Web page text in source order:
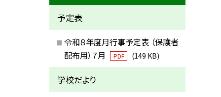
予定表
令和８年度月行事予定表 （保護者
配布用）７月
PDF (149 KB)
学校だより